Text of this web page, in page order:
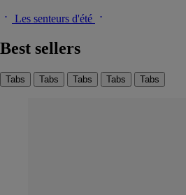
Les senteurs d'été
Best sellers
Tabs Tabs Tabs Tabs Tabs